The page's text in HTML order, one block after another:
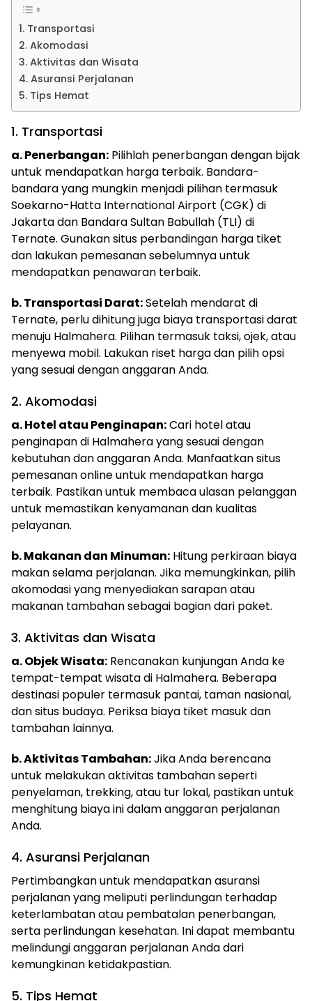
1. Transportasi
2. Akomodasi
3. Aktivitas dan Wisata
4. Asuransi Perjalanan
5. Tips Hemat
1. Transportasi
a. Penerbangan: Pilihlah penerbangan dengan bijak
untuk mendapatkan harga terbaik. Bandara-
bandara yang mungkin menjadi pilihan termasuk
Soekarno-Hatta International Airport (CGK) di
Jakarta dan Bandara Sultan Babullah (TLI) di
Ternate. Gunakan situs perbandingan harga tiket
dan lakukan pemesanan sebelumnya untuk
mendapatkan penawaran terbaik.
b. Transportasi Darat:Setelah mendarat di
Ternate, perlu dihitung juga biaya transportasi darat
menuju Halmahera. Pilihan termasuk taksi, ojek, atau
menyewa mobil. Lakukan riset harga dan pilih opsi
yang sesuai dengan anggaran Anda.
2. Akomodasi
a. Hotel atau Penginapan:Cari hotel atau
penginapan di Halmahera yang sesuai dengan
kebutuhan dan anggaran Anda. Manfaatkan situs
pemesanan online untuk mendapatkan harga
terbaik. Pastikan untuk membaca ulasan pelanggan
untuk memastikan kenyamanan dan kualitas
pelayanan.
b. Makanan dan Minuman: Hitung perkiraan biaya
makan selama perjalanan. Jika memungkinkan, pilih
akomodasi yang menyediakan sarapan atau
makanan tambahan sebagai bagian dari paket.
3. Aktivitas dan Wisata
a. Objek Wisata: Rencanakan kunjungan Anda ke
tempat-tempat wisata di Halmahera. Beberapa
destinasi populer termasuk pantai, taman nasional,
dan situs budaya. Periksa biaya tiket masuk dan
tambahan lainnya.
b. Aktivitas Tambahan:Jika Anda berencana
untuk melakukan aktivitas tambahan seperti
penyelaman, trekking, atau tur lokal, pastikan untuk
menghitung biaya ini dalam anggaran perjalanan
Anda.
4. Asuransi Perjalanan
Pertimbangkan untuk mendapatkan asuransi
perjalanan yang meliputi perlindungan terhadap
keterlambatan atau pembatalan penerbangan,
serta perlindungan kesehatan. Ini dapat membantu
melindungi anggaran perjalanan Anda dari
kemungkinan ketidakpastian.
5. Tips Hemat